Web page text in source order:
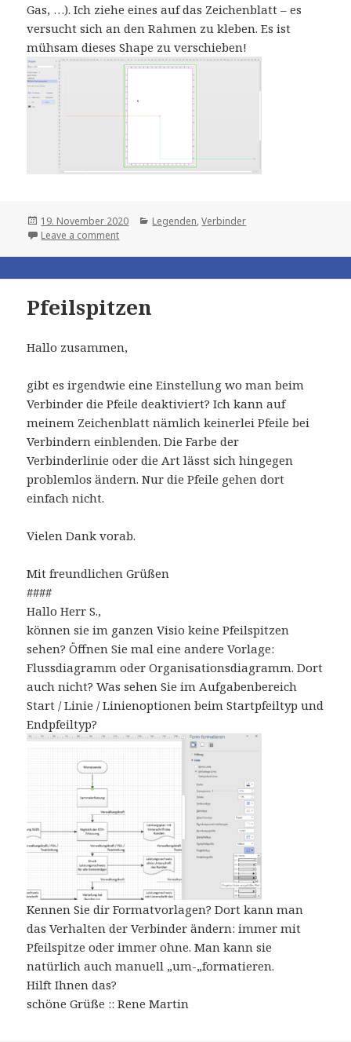
Gas, …). Ich ziehe eines auf das Zeichenblatt – es
versucht sich an den Rahmen zu kleben. Es ist
mühsam dieses Shape zu verschieben!
Posted
on
19. November 2020 Categories
Legenden,Verbinder
Leave a comment
Pfeilspitzen
Hallo zusammen,
gibt es irgendwie eine Einstellung wo man beim
Verbinder die Pfeile deaktiviert? Ich kann auf
meinem Zeichenblatt nämlich keinerlei Pfeile bei
Verbindern einblenden. Die Farbe der
Verbinderlinie oder die Art lässt sich hingegen
problemlos ändern. Nur die Pfeile gehen dort
einfach nicht.
Vielen Dank vorab.
Mit freundlichen Grüßen
####
Hallo Herr S.,
können sie im ganzen Visio keine Pfeilspitzen
sehen? Öffnen Sie mal eine andere Vorlage:
Flussdiagramm oder Organisationsdiagramm. Dort
auch nicht? Was sehen Sie im Aufgabenbereich
Start / Linie / Linienoptionen beim Startpfeiltyp und
Endpfeiltyp?
Kennen Sie dir Formatvorlagen? Dort kann man
das Verhalten der Verbinder ändern: immer mit
Pfeilspitze oder immer ohne. Man kann sie
natürlich auch manuell „um-„formatieren.
Hilft Ihnen das?
schöne Grüße :: Rene Martin